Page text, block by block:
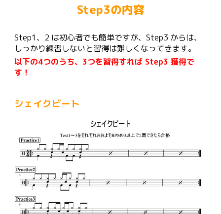
Step3の内容
Step1、2 は初心者でも簡単ですが、Step3 からは、
しっかり練習しないと習得は難しくなってきます。
以下の4つのうち、3つを習得すれば Step3 獲得で
す！
シェイクビート